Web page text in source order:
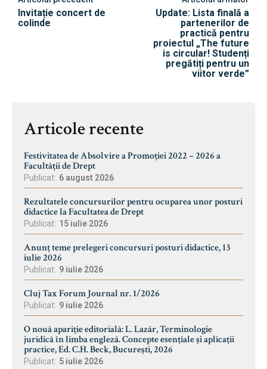
Invitație concert de
colinde
Update: Lista finală a
partenerilor de
practică pentru
proiectul „The future
is circular! Studenți
pregătiți pentru un
viitor verde”
Articole recente
Festivitatea de Absolvire a Promoției 2022 – 2026 a
Facultății de Drept
Publicat: 6 august 2026
Rezultatele concursurilor pentru ocuparea unor posturi
didactice la Facultatea de Drept
Publicat: 15 iulie 2026
Anunț teme prelegeri concursuri posturi didactice, 13
iulie 2026
Publicat: 9 iulie 2026
Cluj Tax Forum Journal nr. 1/2026
Publicat: 9 iulie 2026
O nouă apariție editorială: L. Lazăr, Terminologie
juridică în limba engleză. Concepte esențiale și aplicații
practice, Ed. C.H. Beck, București, 2026
Publicat: 5 iulie 2026